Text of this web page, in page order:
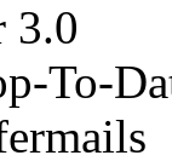
3.0
To-